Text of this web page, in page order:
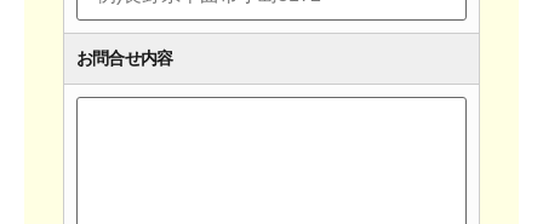
お問合せ内容